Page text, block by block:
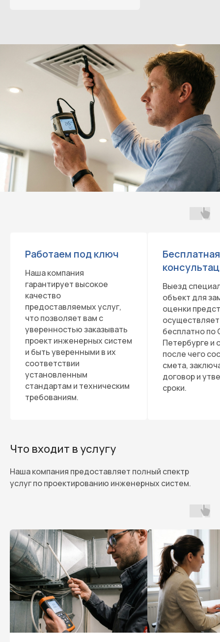
Работаем под ключ
Наша компания
гарантирует высокое
качество
предоставляемых услуг,
что позволяет вам с
уверенностью заказывать
проект инженерных систем
и быть уверенными в их
соответствии
установленным
стандартам и техническим
требованиям.
Бесплатная
Выезд
объект для
оценки
бесплатно по
Петербурге и
после чего
смета,
договор и
сроки.
Что входит в услугу
Наша компания предоставляет полный спектр
услуг по проектированию инженерных систем.